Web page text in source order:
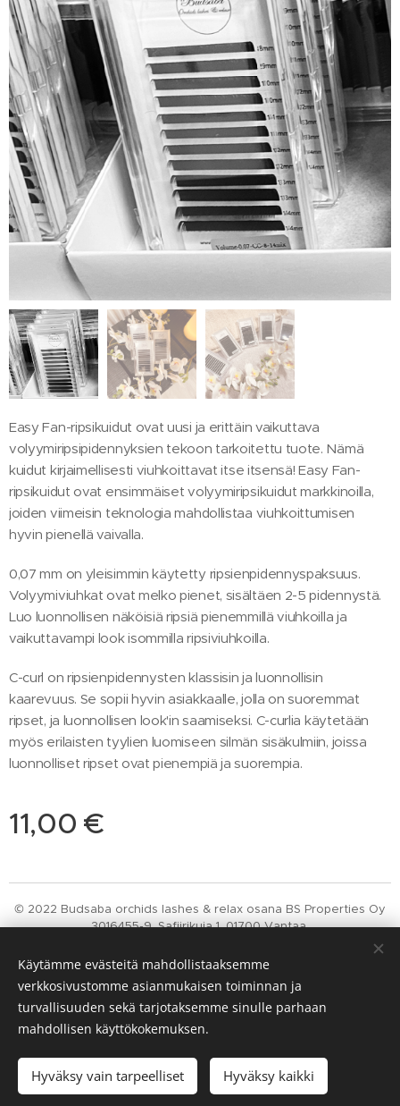
Easy Fan-ripsikuidut ovat uusi ja erittäin vaikuttava
volyymiripsipidennyksien tekoon tarkoitettu tuote. Nämä
kuidut kirjaimellisesti viuhkoittavat itse itsensä! Easy Fan-
ripsikuidut ovat ensimmäiset volyymiripsikuidut markkinoilla,
joiden viimeisin teknologia mahdollistaa viuhkoittumisen
hyvin pienellä vaivalla.
0,07 mm on yleisimmin käytetty ripsienpidennyspaksuus.
Volyymiviuhkat ovat melko pienet, sisältäen 2-5 pidennystä.
Luo luonnollisen näköisiä ripsiä pienemmillä viuhkoilla ja
vaikuttavampi look isommilla ripsiviuhkoilla.
C-curl on ripsienpidennysten klassisin ja luonnollisin
kaarevuus. Se sopii hyvin asiakkaalle, jolla on suoremmat
ripset, ja luonnollisen look'in saamiseksi. C-curlia käytetään
myös erilaisten tyylien luomiseen silmän sisäkulmiin, joissa
luonnolliset ripset ovat pienempiä ja suorempia.
11,00 €
Lisää ostoskoriin
© 2022 Budsaba orchids lashes & relax osana BS Properties Oy
3016455-9, Safiirikuja 1, 01700 Vantaa
Kielet
Suomi
English
Käytämme evästeitä mahdollistaaksemme
verkkosivustomme asianmukaisen toiminnan ja
turvallisuuden sekä tarjotaksemme sinulle parhaan
mahdollisen käyttökokemuksen.
Hyväksy vain tarpeelliset Hyväksy kaikki